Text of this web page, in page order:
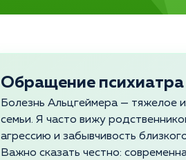
Обращение психиатра
Болезнь Альцгеймера — тяжелое
семьи. Я часто вижу
агрессию и забывчивость
Важно сказать честно: